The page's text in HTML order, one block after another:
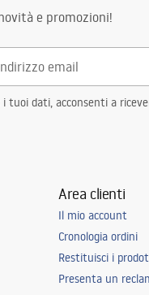
e promozioni!
i tuoi dati, acconsenti a
Area clienti
Il mio account
Cronologia ordini
Restituisci i
Presenta un